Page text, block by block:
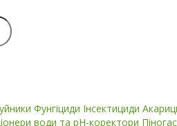
Фунгіциди Інсектициди
води та pH-коректори